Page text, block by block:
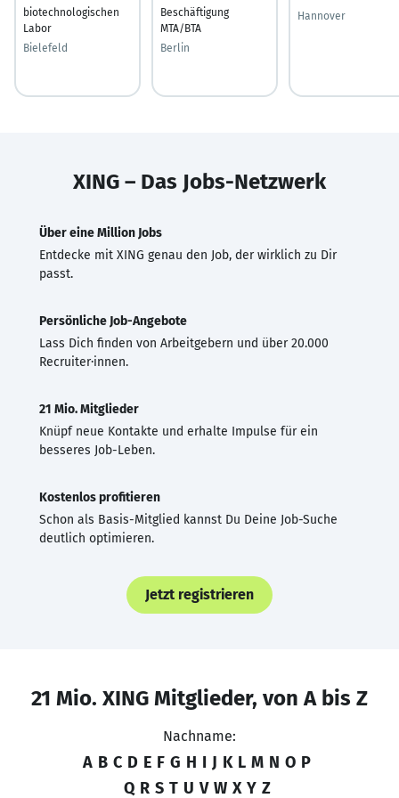
biotechnologischen
Labor
Bielefeld
Beschäftigung
MTA/BTA
Berlin
Hannover
XING – Das Jobs-Netzwerk
Über eine Million Jobs
Entdecke mit XING genau den Job, der wirklich zu Dir
passt.
Persönliche Job-Angebote
Lass Dich finden von Arbeitgebern und über 20.000
Recruiter·innen.
21 Mio. Mitglieder
Knüpf neue Kontakte und erhalte Impulse für ein
besseres Job-Leben.
Kostenlos profitieren
Schon als Basis-Mitglied kannst Du Deine Job-Suche
deutlich optimieren.
Jetzt registrieren
21 Mio. XING Mitglieder, von A bis Z
Nachname:
A B C D E F G H I J K L M N O P
Q R S T U V W X Y Z